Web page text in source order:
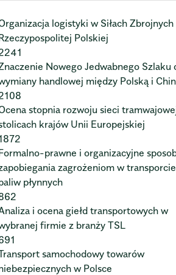
logistyki w Siłach Zbrojnych
Polskiej
Nowego Jedwabnego Szlaku
handlowej między Polską i
stopnia rozwoju sieci
krajów Unii Europejskiej
prawne i organizacyjne
zagrożeniom w transporcie
płynnych
i ocena giełd transportowych w
firmie z branży TSL
samochodowy towarów
w Polsce